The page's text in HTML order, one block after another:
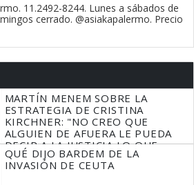
11.2492-8244. Lunes a sábados de
cerrado. @asiakapalermo. Precio
MARTÍN MENEM SOBRE LA
ESTRATEGIA DE CRISTINA
KIRCHNER: "NO CREO QUE
ALGUIEN DE AFUERA LE PUEDA
DECIR A LA JUSTICIA LO QUE
TIENE QUE HACER"
QUÉ DIJO BARDEM DE LA
INVASIÓN DE CEUTA